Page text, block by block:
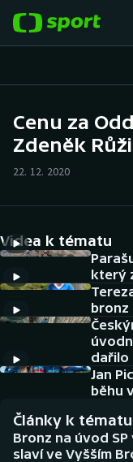
Hokej
Cyklistika
DALŠÍ SPORTY
Americký fotbal
Baseball a softbal
Basketbal
Biatlon
NEPŘEHLÉDNĚTE
Soutěže
Historické návraty
Aplikace ČT sport
Cenu za
Zdeněk
22. 12. 2020
Videa k tématu
který
bronz
dařilo
Jan
běhu
Články k tématu
Bronz na úvod
slaví ve Vyšším